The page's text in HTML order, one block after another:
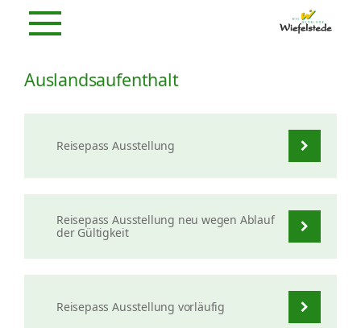
Auslandsaufenthalt
Reisepass Ausstellung
Reisepass Ausstellung neu wegen Ablauf
der Gültigkeit
Reisepass Ausstellung vorläufig